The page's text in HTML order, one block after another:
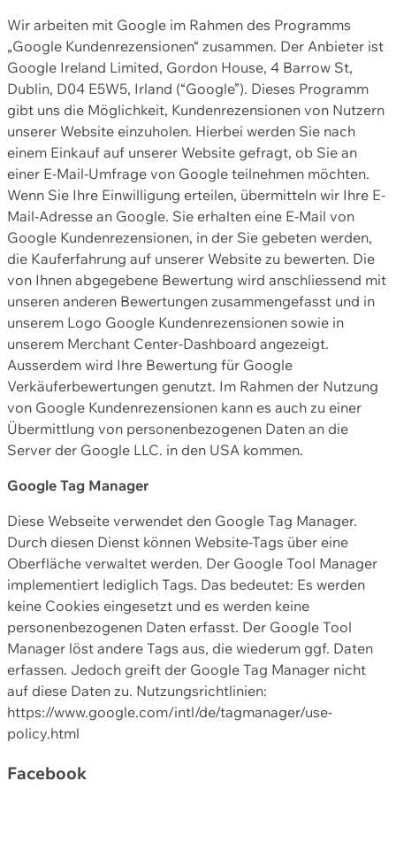
Wir arbeiten mit Google im Rahmen des Programms
„Google Kundenrezensionen“ zusammen. Der Anbieter ist
Google Ireland Limited, Gordon House, 4 Barrow St,
Dublin, D04 E5W5, Irland (“Google”). Dieses Programm
gibt uns die Möglichkeit, Kundenrezensionen von Nutzern
unserer Website einzuholen. Hierbei werden Sie nach
einem Einkauf auf unserer Website gefragt, ob Sie an
einer E-Mail-Umfrage von Google teilnehmen möchten.
Wenn Sie Ihre Einwilligung erteilen, übermitteln wir Ihre E-
Mail-Adresse an Google. Sie erhalten eine E-Mail von
Google Kundenrezensionen, in der Sie gebeten werden,
die Kauferfahrung auf unserer Website zu bewerten. Die
von Ihnen abgegebene Bewertung wird anschliessend mit
unseren anderen Bewertungen zusammengefasst und in
unserem Logo Google Kundenrezensionen sowie in
unserem Merchant Center-Dashboard angezeigt.
Ausserdem wird Ihre Bewertung für Google
Verkäuferbewertungen genutzt. Im Rahmen der Nutzung
von Google Kundenrezensionen kann es auch zu einer
Übermittlung von personenbezogenen Daten an die
Server der Google LLC. in den USA kommen.
Google Tag Manager
Diese Webseite verwendet den Google Tag Manager.
Durch diesen Dienst können Website-Tags über eine
Oberfläche verwaltet werden. Der Google Tool Manager
implementiert lediglich Tags. Das bedeutet: Es werden
keine Cookies eingesetzt und es werden keine
personenbezogenen Daten erfasst. Der Google Tool
Manager löst andere Tags aus, die wiederum ggf. Daten
erfassen. Jedoch greift der Google Tag Manager nicht
auf diese Daten zu. Nutzungsrichtlinien:
https://www.google.com/intl/de/tagmanager/use-
policy.html
Facebook